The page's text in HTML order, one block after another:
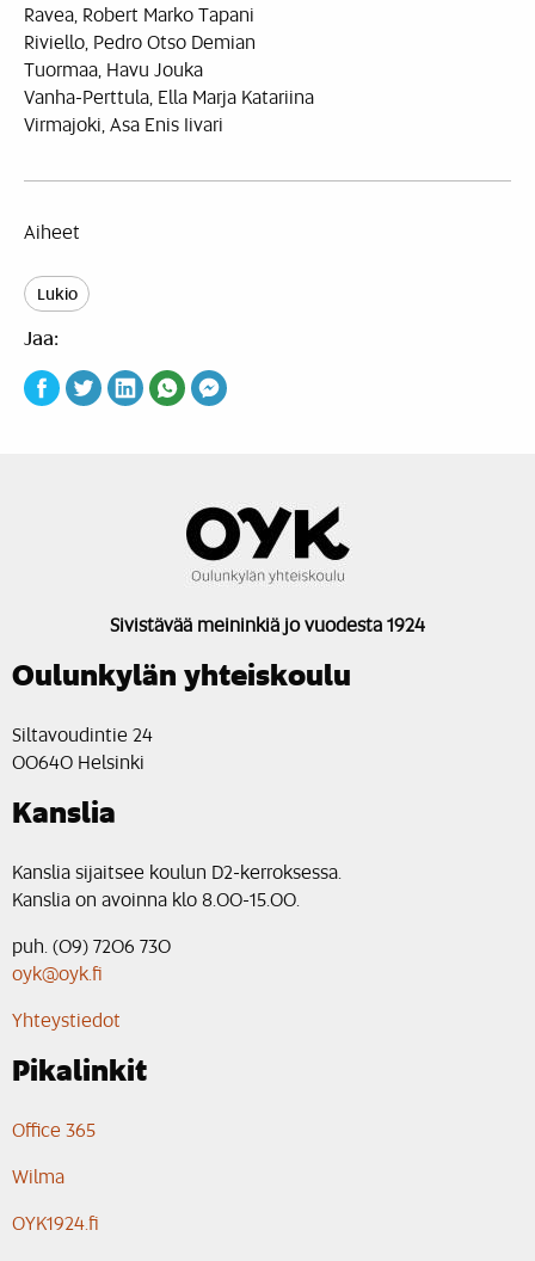
Ravea, Robert Marko Tapani
Riviello, Pedro Otso Demian
Tuormaa, Havu Jouka
Vanha-Perttula, Ella Marja Katariina
Virmajoki, Asa Enis Iivari
Aiheet
Lukio
Jaa:
Sivistävää meininkiä jo vuodesta 1924
Oulunkylän yhteiskoulu
Siltavoudintie 24
00640 Helsinki
Kanslia
Kanslia sijaitsee koulun D2-kerroksessa.
Kanslia on avoinna klo 8.00-15.00.
puh. (09) 7206 730
oyk@oyk.fi
Yhteystiedot
Pikalinkit
Office 365
Wilma
OYK1924.fi